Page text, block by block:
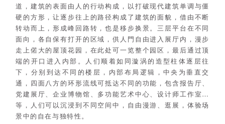
道，建筑的表面由人的行动构成，以打破现代建筑单调与僵
硬的方形，让逐步往上的路径构成了建筑的面貌，借由不断
转动而上，形成峰回路转，也是移步换景。三层平台在不同
面向，各自保有打开的区域，供人門自由进入展厅内，漫步
走上偌大的屋顶花园，在此处可一览整个园区，最后通过顶
端的开口进入内部。人们顺着如同漩涡的造型柱体逐层往
下，分别到达不同的楼层，内部布局逻辑，中央为垂直交
通，四面八方的环形流线可抵达不同的功能，包含报告厅、
党建展厅、企业博物馆、多功能艺术中心、设计师工作室…
等，人们可以沉浸到不同空间中，自由漫游、逛展，体验场
景中的自在与独特性。